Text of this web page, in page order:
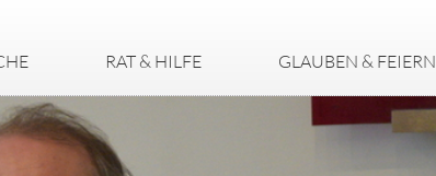
RAT & HILFE GLAUBEN & FEIERN